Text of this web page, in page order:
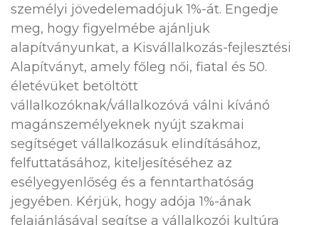
személyi jövedelemadójuk 1%-át. Engedje
meg, hogy figyelmébe ajánljuk
alapítványunkat, a Kisvállalkozás-fejlesztési
Alapítványt, amely főleg női, fiatal és 50.
életévüket betöltött
vállalkozóknak/vállalkozóvá válni kívánó
magánszemélyeknek nyújt szakmai
segítséget vállalkozásuk elindításához,
felfuttatásához, kiteljesítéséhez az
esélyegyenlőség és a fenntarthatóság
jegyében. Kérjük, hogy adója 1%-ának
felajánlásával segítse a vállalkozói kultúra